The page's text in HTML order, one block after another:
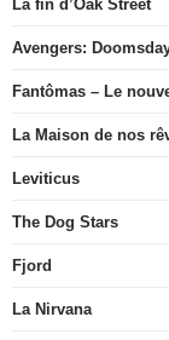
La fin d’Oak Street
Avengers:
Fantômas – Le
La Maison de nos
Leviticus
The Dog Stars
Fjord
La Nirvana